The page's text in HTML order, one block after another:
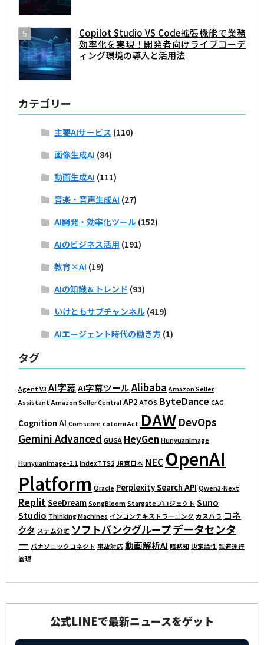
Copilot Studio VS Code拡張機能で業務
効率化を実現！開発者向けライブコーデ
ィング環境の導入と活用法
カテゴリー
主要AIサービス (110)
画像生成AI (84)
動画生成AI (111)
音楽・音声生成AI (27)
AI開発・効率化ツール(152)
AIのビジネス活用 (191)
教育×AI (19)
AIの知識＆トレンド (93)
いけともサブチャンネル(419)
AIエージェント時代の働き方(1)
タグ
Agent V3 AI字幕AI字幕ツールAlibaba Amazon Seller
Assistant Amazon Seller Central AP2 ATOS ByteDance CAG
Cognition AI Comscore cotomi Act DAWDevOps
Gemini Advanced GUGA HeyGen HunyuanImage
HunyuanImage-2.1 IndexTTS2 JR東日本 NEC OpenAI
Platform Oracle Perplexity Search API Qwen3-Next
ReplitSeeDream SongBloom Stargateプロジェクト Suno
Studio Thinking Machines インコンテキストラーニング カスハラ コネ
クタ ステム分離 ソフトバンクグループデータセンタ
ー パナソニックコネクト 事故対応 動画解析AI 暗黙知 決定論性 鉄道運行
管理
公式LINEで最新ニュースをゲット